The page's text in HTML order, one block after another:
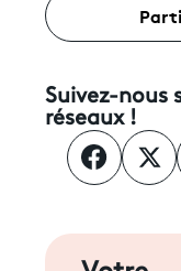
Suivez-nous
réseaux !